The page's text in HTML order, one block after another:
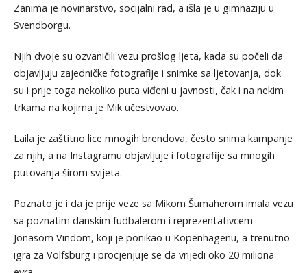
Zanima je novinarstvo, socijalni rad, a išla je u gimnaziju u
Svendborgu.
Njih dvoje su ozvaničili vezu prošlog ljeta, kada su počeli da
objavljuju zajedničke fotografije i snimke sa ljetovanja, dok
su i prije toga nekoliko puta viđeni u javnosti, čak i na nekim
trkama na kojima je Mik učestvovao.
Laila je zaštitno lice mnogih brendova, često snima kampanje
za njih, a na Instagramu objavljuje i fotografije sa mnogih
putovanja širom svijeta.
Poznato je i da je prije veze sa Mikom Šumaherom imala vezu
sa poznatim danskim fudbalerom i reprezentativcem –
Jonasom Vindom, koji je ponikao u Kopenhagenu, a trenutno
igra za Volfsburg i procjenjuje se da vrijedi oko 20 miliona